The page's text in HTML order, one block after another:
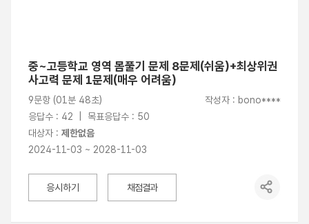
중~고등학교 영역 몸풀기 문제 8문제(쉬움)+최상위권
사고력 문제 1문제(매우 어려움)
9문항 (01분 48초)
작성자 : bono****
응답수 : 42 | 목표응답수 : 50
대상자 : 제한없음
2024-11-03 ~ 2028-11-03
응시하기 채점결과